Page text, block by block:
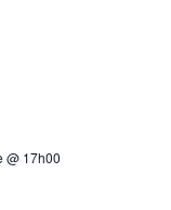
@ 17h00